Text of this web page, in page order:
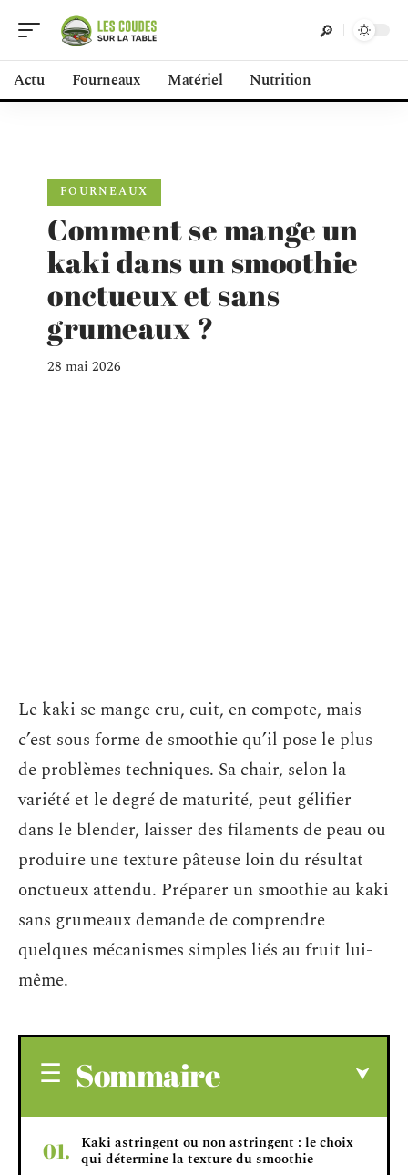
Actu Fourneaux Matériel Nutrition
FOURNEAUX
Comment se mange un
kaki dans un smoothie
onctueux et sans
grumeaux ?
28 mai 2026
Le kaki se mange cru, cuit, en compote, mais
c’est sous forme de smoothie qu’il pose le plus
de problèmes techniques. Sa chair, selon la
variété et le degré de maturité, peut gélifier
dans le blender, laisser des filaments de peau ou
produire une texture pâteuse loin du résultat
onctueux attendu. Préparer un smoothie au kaki
sans grumeaux demande de comprendre
quelques mécanismes simples liés au fruit lui-
même.
Sommaire
Kaki astringent ou non astringent : le choix
qui détermine la texture du smoothie